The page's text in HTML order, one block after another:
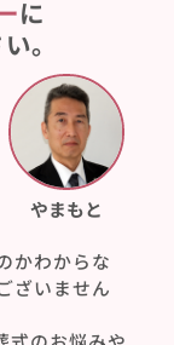
に
。
やまもと
かわからな
ざいません